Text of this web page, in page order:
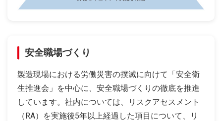
安全職場づくり
製造現場における労働災害の撲滅に向けて「安全衛
生推進会」を中心に、安全職場づくりの徹底を推進
しています。社内については、リスクアセスメント
（RA）を実施後5年以上経過した項目について、リ